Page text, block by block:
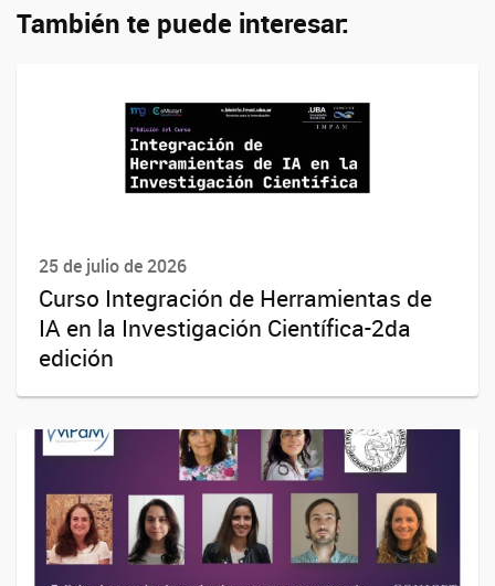
También te puede interesar:
25 de julio de 2026
Curso Integración de Herramientas de
IA en la Investigación Científica-2da
edición